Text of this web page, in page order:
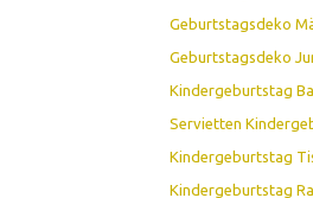
Geburtstagsdeko
Geburtstagsdeko
Kindergeburtstag
Servietten
Kindergeburtstag
Kindergeburtstag